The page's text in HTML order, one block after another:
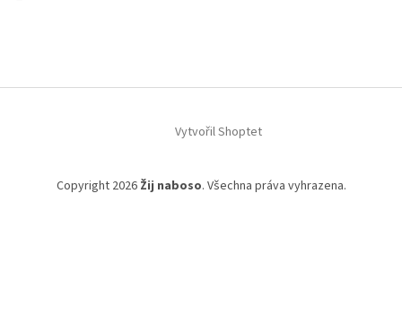
Vytvořil Shoptet
Copyright 2026 Žij naboso. Všechna práva vyhrazena.